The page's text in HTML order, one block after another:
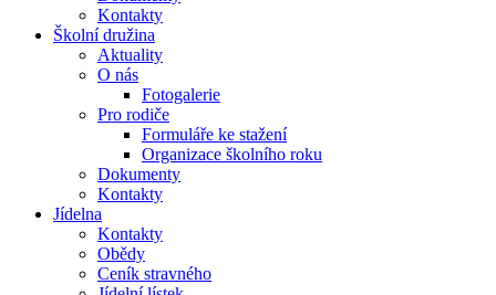
Kontakty
Školní družina
Aktuality
O nás
Fotogalerie
Pro rodiče
Formuláře ke stažení
Organizace školního roku
Dokumenty
Kontakty
Jídelna
Kontakty
Obědy
Ceník stravného